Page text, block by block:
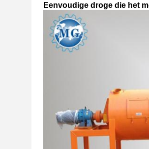
Eenvoudige droge die het